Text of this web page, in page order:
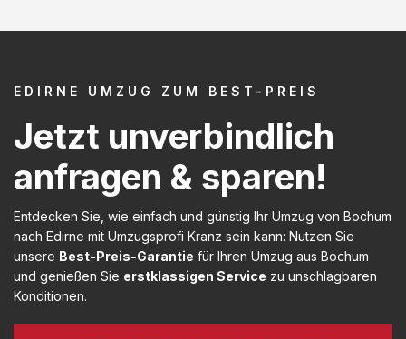
EDIRNE UMZUG ZUM BEST-PREIS
Jetzt unverbindlich
anfragen & sparen!
Entdecken Sie, wie einfach und günstig Ihr Umzug von Bochum
nach Edirne mit Umzugsprofi Kranz sein kann: Nutzen Sie
unsere Best-Preis-Garantie für Ihren Umzug aus Bochum
und genießen Sie erstklassigen Service zu unschlagbaren
Konditionen.